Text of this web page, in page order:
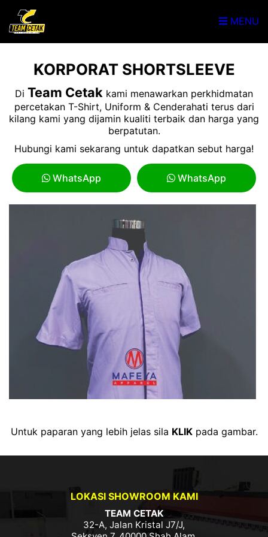
MENU
KORPORAT SHORTSLEEVE
Di Team Cetak kami menawarkan perkhidmatan
percetakan T-Shirt, Uniform & Cenderahati terus dari
kilang kami yang dijamin kualiti terbaik dan harga yang
berpatutan.
Hubungi kami sekarang untuk dapatkan sebut harga!
WhatsApp WhatsApp
Untuk paparan yang lebih jelas sila KLIKpada gambar.
LOKASI SHOWROOM KAMI
TEAM CETAK
32-A, Jalan Kristal J7/J,